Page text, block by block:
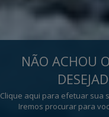
NÃO ACHOU
Clique aqui para efetuar sua
Iremos procurar para